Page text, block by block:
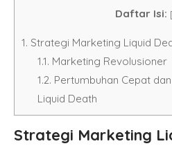
Daftar Isi:
1. Strategi Marketing Liquid
1.1. Marketing Revolusioner
1.2. Pertumbuhan Cepat
Liquid Death
Strategi Marketing